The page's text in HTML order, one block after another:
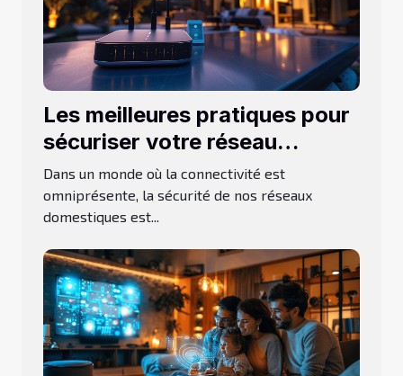
Les meilleures pratiques pour
sécuriser votre réseau
domestique en 2023
Dans un monde où la connectivité est
omniprésente, la sécurité de nos réseaux
domestiques est...